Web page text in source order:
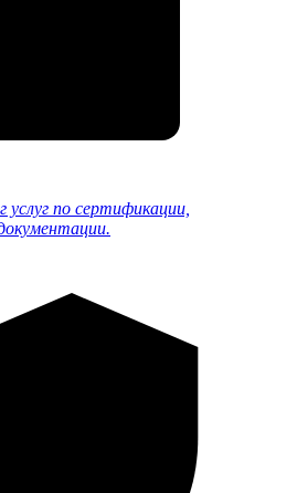
услуг по сертификации,